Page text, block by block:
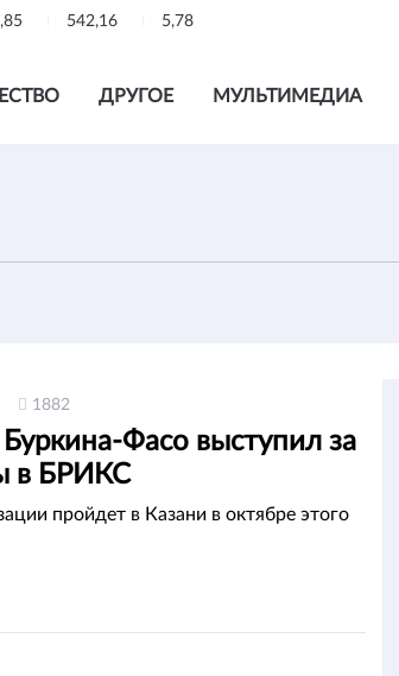
542,16 5,78
ДРУГОЕ МУЛЬТИМЕДИА
1882
Фасо выступил за
в БРИКС
пройдет в Казани в октябре этого